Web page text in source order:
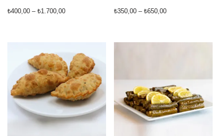
₺400,00 – ₺1.700,00 ₺350,00 –₺650,00